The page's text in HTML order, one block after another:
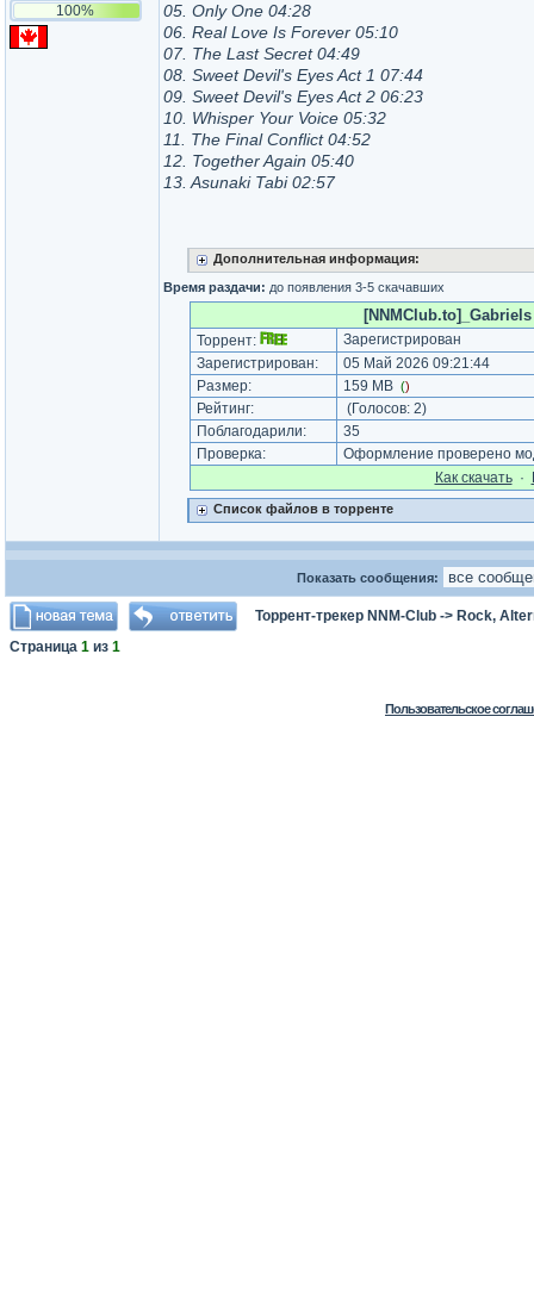
100%
05. Only One 04:28
06. Real Love Is Forever 05:10
07. The Last Secret 04:49
08. Sweet Devil's Eyes Act 1 07:44
09. Sweet Devil's Eyes Act 2 06:23
10. Whisper Your Voice 05:32
11. The Final Conflict 04:52
12. Together Again 05:40
13. Asunaki Tabi 02:57
Дополнительная информация:
Время раздачи: до появления 3-5 скачавших
Торрент:
Зарегистрирован
Зарегистрирован:
05 Май 2026 09:21:44
Размер:
159 MB ()
Рейтинг: (Голосов: 2)
Поблагодарили:
35
Проверка:
Оформление проверено
Как cкачать·
Список файлов в торренте
Показать сообщения:
Торрент-трекер NNM-Club -> Rock,
Страница 1 из 1
Пользовательское